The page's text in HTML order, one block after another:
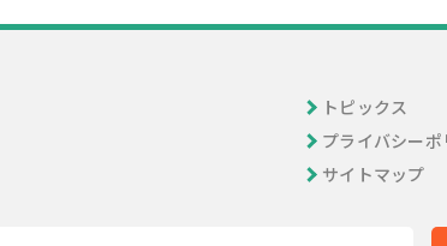
トピックス
プライバシー
サイトマップ